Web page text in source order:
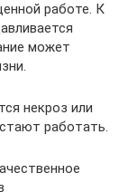
работе. К
может
некроз или
работать.